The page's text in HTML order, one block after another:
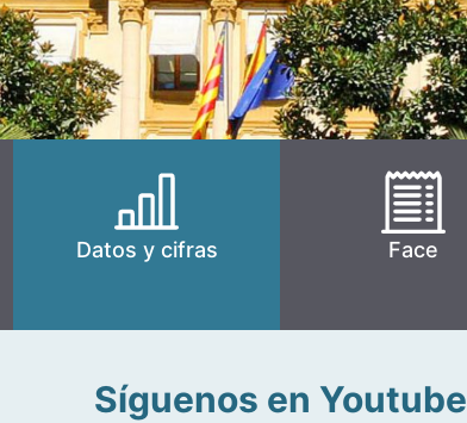
Datos y cifras Face
Síguenos en Youtube